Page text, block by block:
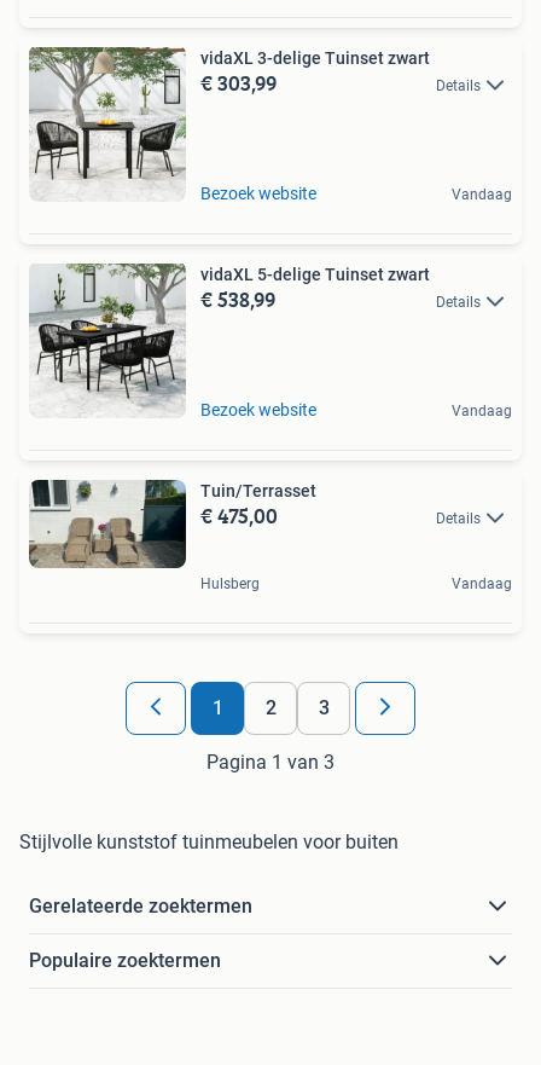
vidaXL 3-delige Tuinset zwart
€ 303,99 Details
Bezoek website Vandaag
vidaXL 5-delige Tuinset zwart
€ 538,99 Details
Bezoek website Vandaag
Tuin/Terrasset
€ 475,00 Details
Hulsberg Vandaag
1 2 3
Pagina 1 van 3
Stijlvolle kunststof tuinmeubelen voor buiten
Gerelateerde zoektermen
Populaire zoektermen